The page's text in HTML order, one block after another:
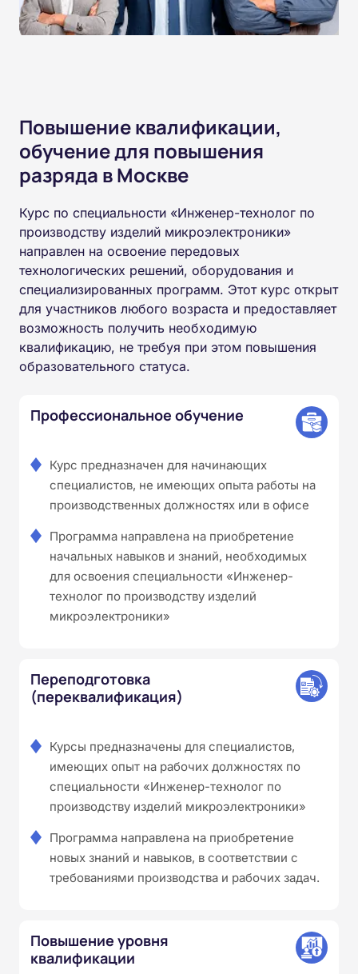
Повышение квалификации,
обучение для повышения
разряда в Москве
Курс по специальности «Инженер-технолог по
производству изделий микроэлектроники»
направлен на освоение передовых
технологических решений, оборудования и
специализированных программ. Этот курс открыт
для участников любого возраста и предоставляет
возможность получить необходимую
квалификацию, не требуя при этом повышения
образовательного статуса.
Профессиональное обучение
Курс предназначен для начинающих
специалистов, не имеющих опыта работы на
производственных должностях или в офисе
Программа направлена на приобретение
начальных навыков и знаний, необходимых
для освоения специальности «Инженер-
технолог по производству изделий
микроэлектроники»
Переподготовка
(переквалификация)
Курсы предназначены для специалистов,
имеющих опыт на рабочих должностях по
специальности «Инженер-технолог по
производству изделий микроэлектроники»
Программа направлена на приобретение
новых знаний и навыков, в соответствии с
требованиями производства и рабочих задач.
Повышение уровня
квалификации